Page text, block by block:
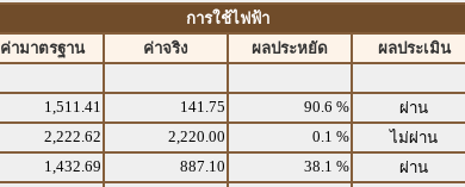
การใช้ไฟฟ้า
ค่ามาตรฐาน
ค่าจริง ผลประหยัด ผลประเมิน
1,511.41 141.75 90.6 % ผ่าน
2,222.62 2,220.00 0.1 % ไม่ผ่าน
1,432.69 887.10 38.1 % ผ่าน